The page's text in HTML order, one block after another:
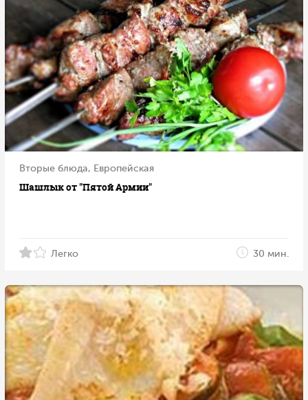
Вторые блюда, Европейская
Шашлык от "Пятой Армии"
Легко 30 мин.